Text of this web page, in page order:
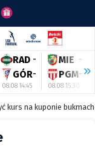
RAD -
GÓR-
08.08 14:45
MIE -
PGM-
08.08 15:30
kurs na kuponie